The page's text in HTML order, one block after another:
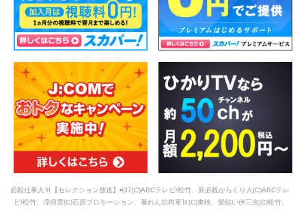
必殺仕事人Ⅲ【セレクション放送】#37(C)ABCテレビ/松竹、新必殺からくり人(C)ABCテレ
ビ/松竹、浮浪雲(C)石原プロモーション、暴れん坊将軍Ⅲ(C)東映、髪結い伊三次(C)松竹、